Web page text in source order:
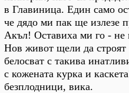
в Главиница. Един само
че дядо ми пак ще излезе
Акъл! Оставиха ми го - не
Нов живот щели да строят
белосват с такива
с кожената курка и
безплодници, вика.